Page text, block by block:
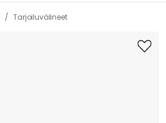
/ Tarjoiluvälineet